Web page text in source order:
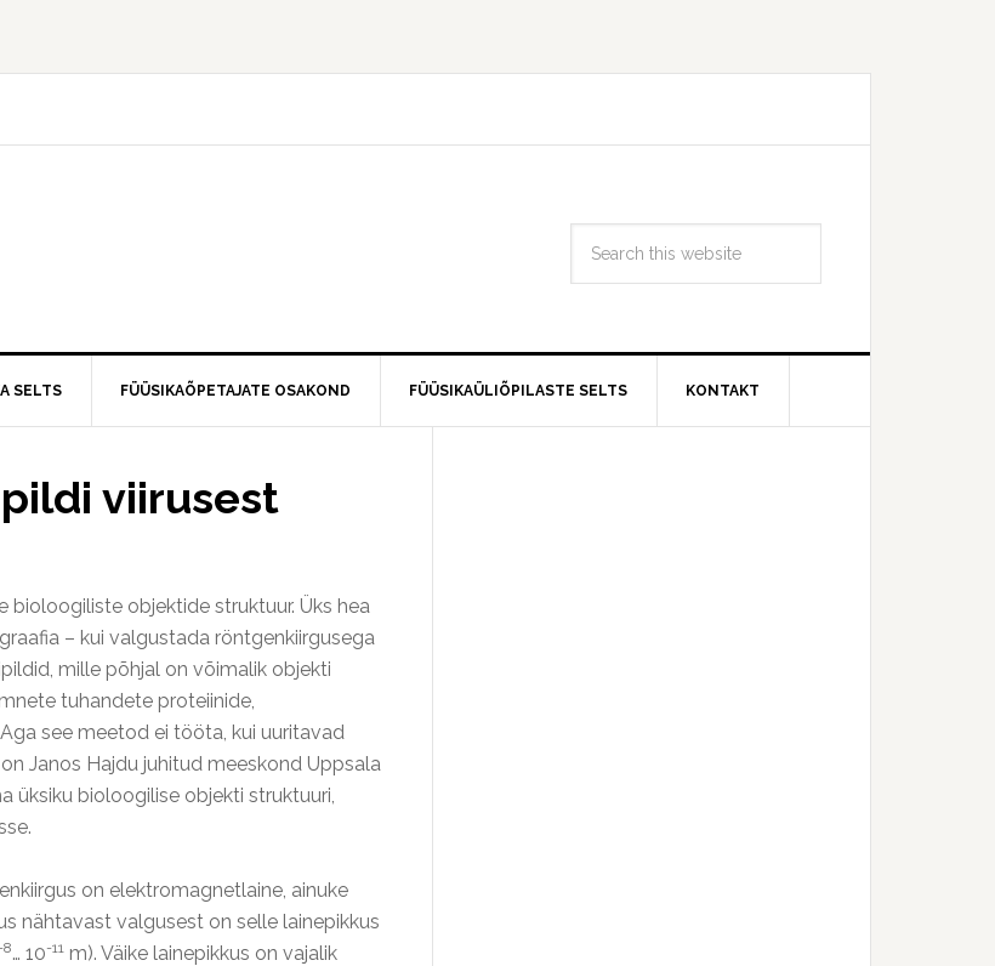
SELTS FÜÜSIKAÕPETAJATE OSAKOND FÜÜSIKAÜLIÕPILASTE SELTS KONTAKT
viirusest
objektide struktuur. Üks hea
– kui valgustada röntgenkiirgusega
mille põhjal on võimalik objekti
tuhandete proteiinide,
see meetod ei tööta, kui uuritavad
Janos Hajdu juhitud meeskond Uppsala
üksiku bioloogilise objekti struktuuri,
on elektromagnetlaine, ainuke
nähtavast valgusest on selle lainepikkus
8… 10-11 m). Väike lainepikkus on vajalik